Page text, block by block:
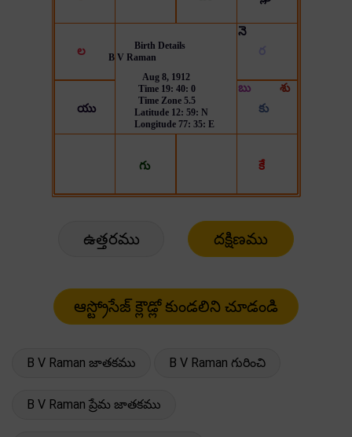
ఉత్తరము దక్షిణము
B V Raman జాతకము B V Raman గురించి
B V Raman ప్రేమ జాతకము